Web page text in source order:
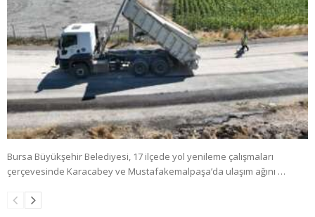
Bursa Büyükşehir Belediyesi, 17 ilçede yol yenileme çalışmaları
çerçevesinde Karacabey ve Mustafakemalpaşa’da ulaşım ağını …